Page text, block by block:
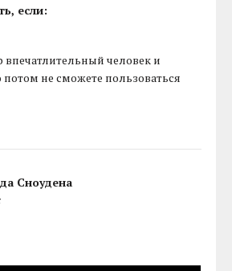
если:
впечатлительный человек и
потом не сможете пользоваться
Сноудена